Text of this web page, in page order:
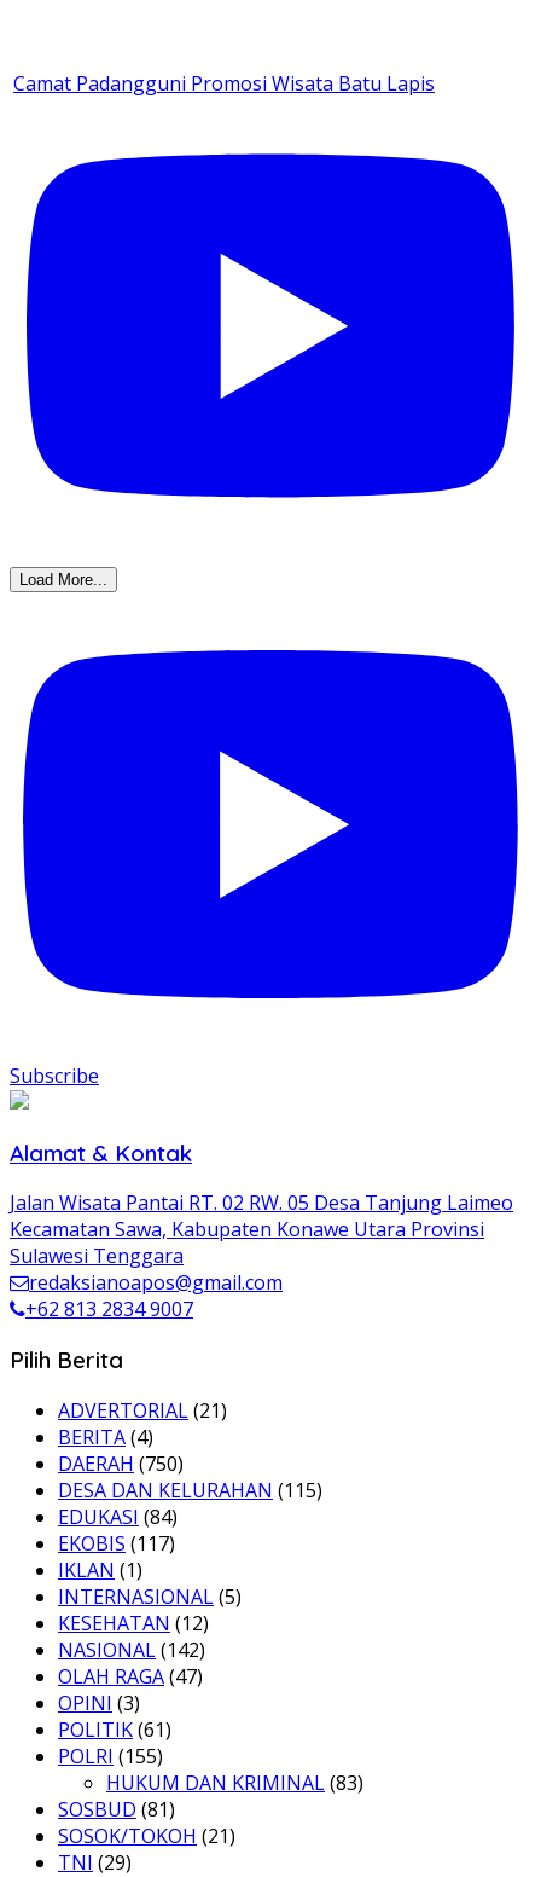
Camat Padangguni Promosi Wisata Batu Lapis
Load More...
Subscribe
Alamat & Kontak
Jalan Wisata Pantai RT. 02 RW. 05 Desa Tanjung Laimeo
Kecamatan Sawa, Kabupaten Konawe Utara Provinsi
Sulawesi Tenggara
redaksianoapos@gmail.com
+62 813 2834 9007
Pilih Berita
ADVERTORIAL(21)
BERITA(4)
DAERAH (750)
DESA DAN KELURAHAN (115)
EDUKASI (84)
EKOBIS (117)
IKLAN (1)
INTERNASIONAL(5)
KESEHATAN (12)
NASIONAL(142)
OLAH RAGA(47)
OPINI (3)
POLITIK(61)
POLRI (155)
HUKUM DAN KRIMINAL(83)
SOSBUD (81)
SOSOK/TOKOH (21)
TNI (29)